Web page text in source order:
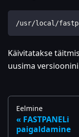
/usr/local/
Käivitatakse
uusima
Eelmine
FASTPANELi
paigaldamine